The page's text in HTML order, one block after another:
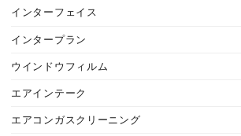
インターフェイス
インタープラン
ウインドウフィルム
エアインテーク
エアコンガスクリーニング